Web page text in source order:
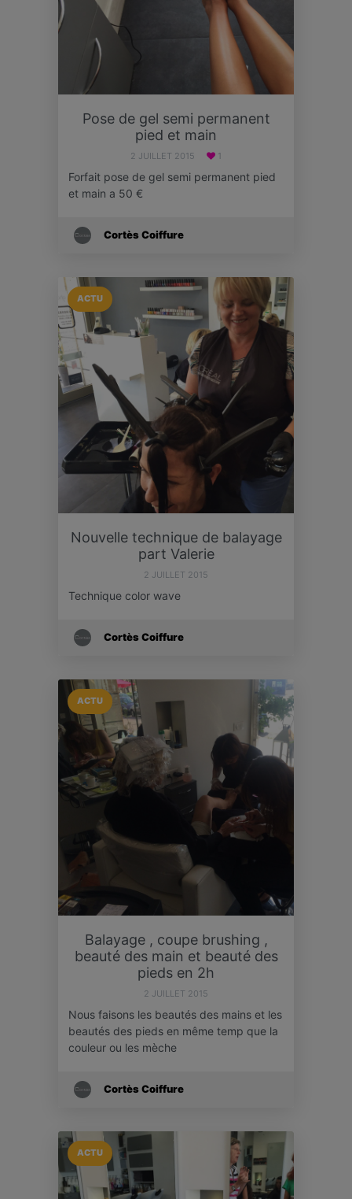
Pose de gel semi permanent
pied et main
2 JUILLET 2015 1
Forfait pose de gel semi permanent pied
et main a 50 €
Cortès Coiffure
ACTU
Nouvelle technique de balayage
part Valerie
2 JUILLET 2015
Technique color wave
Cortès Coiffure
ACTU
Balayage , coupe brushing ,
beauté des main et beauté des
pieds en 2h
2 JUILLET 2015
Nous faisons les beautés des mains et les
beautés des pieds en même temp que la
couleur ou les mèche
Cortès Coiffure
ACTU